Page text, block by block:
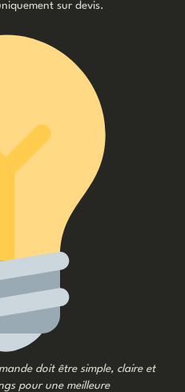
sur devis.
doit être simple, claire et
pour une meilleure